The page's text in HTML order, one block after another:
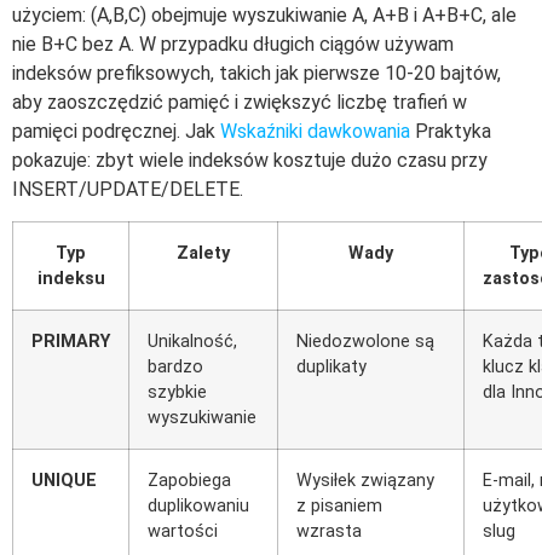
użyciem: (A,B,C) obejmuje wyszukiwanie A, A+B i A+B+C, ale
nie B+C bez A. W przypadku długich ciągów używam
indeksów prefiksowych, takich jak pierwsze 10-20 bajtów,
aby zaoszczędzić pamięć i zwiększyć liczbę trafień w
pamięci podręcznej. Jak Wskaźniki dawkowania Praktyka
pokazuje: zbyt wiele indeksów kosztuje dużo czasu przy
INSERT/UPDATE/DELETE.
Typ
indeksu
Zalety Wady
PRIMARY
Unikalność,
bardzo
szybkie
wyszukiwanie
Niedozwolone są
duplikaty
Każda
klucz
dla
UNIQUE
Zapobiega
duplikowaniu
wartości
Wysiłek związany
z pisaniem
wzrasta
E-mail,
slug